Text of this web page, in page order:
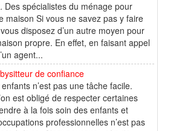
Des spécialistes du ménage pour
maison Si vous ne savez pas y faire
disposez d’un autre moyen pour
propre. En effet, en faisant appel
agent...
de confiance
n’est pas une tâche facile.
est obligé de respecter certaines
à la fois soin des enfants et
professionnelles n’est pas